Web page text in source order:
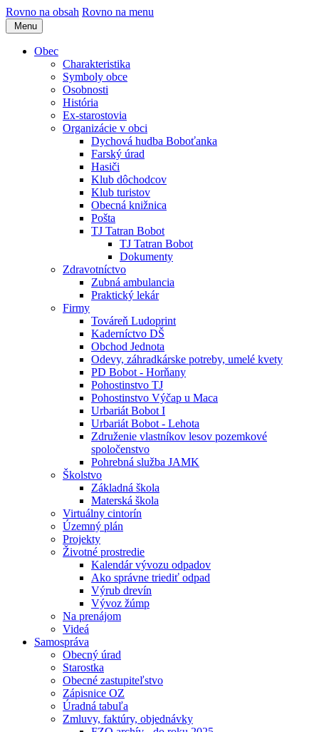
Rovno na obsah Rovno na menu
Menu
Obec
Charakteristika
Symboly obce
Osobnosti
História
Ex-starostovia
Organizácie v obci
Dychová hudba Boboťanka
Farský úrad
Hasiči
Klub dôchodcov
Klub turistov
Obecná knižnica
Pošta
TJ Tatran Bobot
TJ Tatran Bobot
Dokumenty
Zdravotníctvo
Zubná ambulancia
Praktický lekár
Firmy
Továreň Ludoprint
Kaderníctvo DŠ
Obchod Jednota
Odevy, záhradkárske potreby, umelé kvety
PD Bobot - Horňany
Pohostinstvo TJ
Pohostinstvo Výčap u Maca
Urbariát Bobot I
Urbariát Bobot - Lehota
Združenie vlastníkov lesov pozemkové
spoločenstvo
Pohrebná služba JAMK
Školstvo
Základná škola
Materská škola
Virtuálny cintorín
Územný plán
Projekty
Životné prostredie
Kalendár vývozu odpadov
Ako správne triediť odpad
Výrub drevín
Vývoz žúmp
Na prenájom
Videá
Samospráva
Obecný úrad
Starostka
Obecné zastupiteľstvo
Zápisnice OZ
Úradná tabuľa
Zmluvy, faktúry, objednávky